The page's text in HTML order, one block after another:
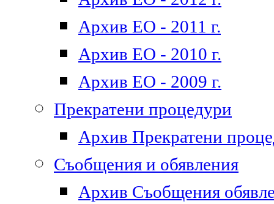
Архив ЕО - 2011 г.
Архив ЕО - 2010 г.
Архив ЕО - 2009 г.
Прекратени процедури
Архив Прекратени
Съобщения и обявления
Архив Съобщения